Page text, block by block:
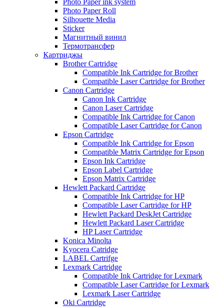
Photo Paper ink system
Photo Paper Roll
Silhouette Media
Sticker
Магнитный винил
Термотрансфер
Картриджы
Brother Cartridge
Compatible Ink Cartridge for Brother
Compatible Laser Cartridge for Brother
Canon Cartridge
Canon Ink Cartridge
Canon Laser Cartridge
Compatible Ink Cartridge for Canon
Compatible Laser Cartridge for Canon
Epson Cartridge
Compatible Ink Cartridge for Epson
Compatible Matrix Cartridge for Epson
Epson Ink Cartridge
Epson Label Cartridge
Epson Matrix Cartridge
Hewlett Packard Cartridge
Compatible Ink Cartridge for HP
Compatible Laser Cartridge for HP
Hewlett Packard DeskJet Cartridge
Hewlett Packard Laser Cartridge
HP Laser Cartridge
Konica Minolta
Kyocera Catridge
LABEL Cartrifge
Lexmark Cartridge
Compatible Ink Cartridge for Lexmark
Compatible Laser Cartridge for Lexmark
Lexmark Laser Cartridge
Oki Cartridge